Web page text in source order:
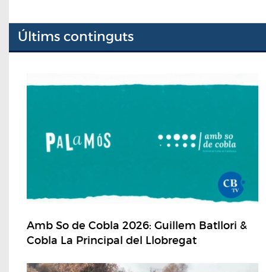
Últims continguts
Amb So de Cobla 2026: Guillem Batllori &
Cobla La Principal del Llobregat